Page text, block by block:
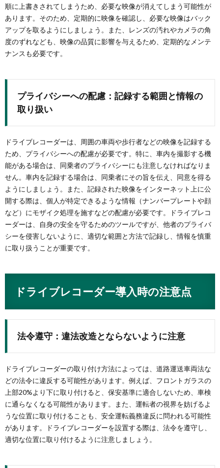
順に上書きされてしまうため、必要な映像が消えてしまう可能性が
あります。そのため、定期的に映像を確認し、必要な映像はバック
アップを取るようにしましょう。また、レンズの汚れやカメラの角
度のずれなども、映像の品質に影響を与えるため、定期的なメンテ
ナンスも必要です。
プライバシーへの配慮：記録する範囲と情報の
取り扱い
ドライブレコーダーは、周囲の車両や歩行者などの映像を記録する
ため、プライバシーへの配慮が必要です。特に、車内を撮影する機
能がある場合は、同乗者のプライバシーにも注意しなければなりま
せん。車内を記録する場合は、同乗者にその旨を伝え、同意を得る
ようにしましょう。また、記録された映像をインターネット上に公
開する際は、個人が特定できるような情報（ナンバープレートや顔
など）にモザイク処理を施すなどの配慮が必要です。ドライブレコ
ーダーは、自身の安全を守るためのツールですが、他者のプライバ
シーを侵害しないように、適切な範囲と方法で記録し、情報を慎重
に取り扱うことが重要です。
ドライブレコーダー導入時の注意点
法令遵守：違法改造とならないように注意
ドライブレコーダーの取り付け方法によっては、道路運送車両法な
どの法令に違反する可能性があります。例えば、フロントガラスの
上部20%より下に取り付けると、保安基準に適合しないため、車検
に通らなくなる可能性があります。また、運転者の視界を妨げるよ
うな位置に取り付けることも、安全運転義務違反に問われる可能性
があります。ドライブレコーダーを設置する際は、法令を遵守し、
適切な位置に取り付けるように注意しましょう。